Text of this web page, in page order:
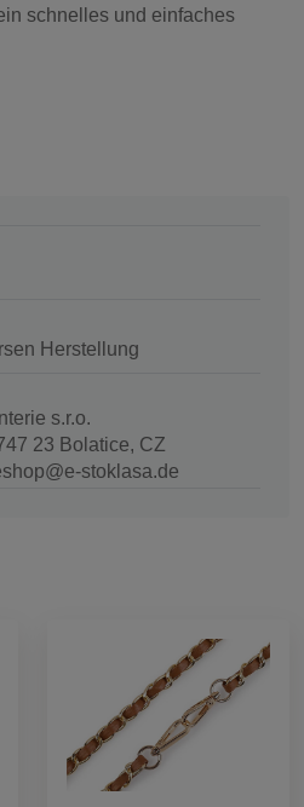
schnelles und einfaches
Herstellung
s.r.o.
23 Bolatice, CZ
stoklasa.de